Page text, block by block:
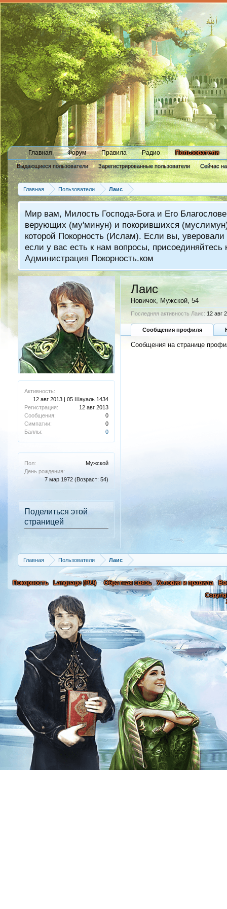
Главная Форум Правила Радио Пользователи
Выдающиеся пользователи Зарегистрированные пользователи Сейчас
Новые сообщения профиля
Главная
Пользователи Лаис
Мир вам, Милость Господа-Бога и Его
верующих (му'минун) и покорившихся
которой Покорность (Ислам). Если вы,
если у вас есть к нам вопросы,
Администрация Покорность.ком
Активность:
12 авг 2013 | 05 Шауаль 1434
Регистрация:
12 авг 2013
Сообщения:
0
Симпатии:
0
Баллы:
0
Пол:
Мужской
День рождения:
7 мар 1972 (Возраст: 54)
Поделиться этой
страницей
Лаис
Новичок , Мужской, 54
Последняя активность Лаис: 12 авг
Сообщения профиля
Сообщения на странице
Главная Пользователи Лаис
Покорность Language (RU) Обратная связь Условия и правила